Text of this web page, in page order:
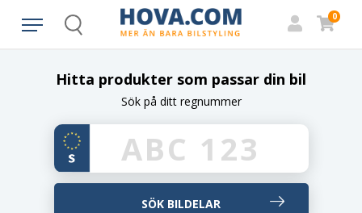
Search
0
Hitta produkter som passar din bil
Sök på ditt regnummer